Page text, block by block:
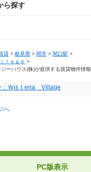
ら探す
貸 > 岐阜県 > 関市 > 関口駅 >
ｌａｇｅ >
ーハウス(株)が提供する賃貸物件情報
：Ｗisｔeria Village
へ
PC版表示